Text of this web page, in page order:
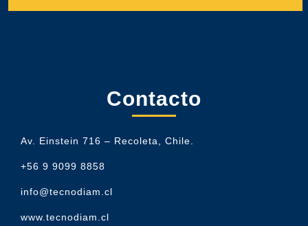
Contacto
Av. Einstein 716 – Recoleta, Chile.
+56 9 9099 8858
info@tecnodiam.cl
www.tecnodiam.cl